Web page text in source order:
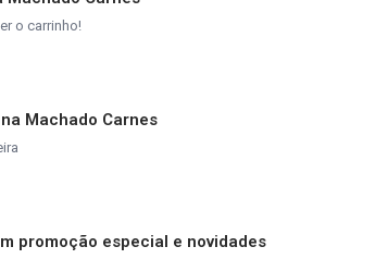
o carrinho!
Machado Carnes
promoção especial e novidades